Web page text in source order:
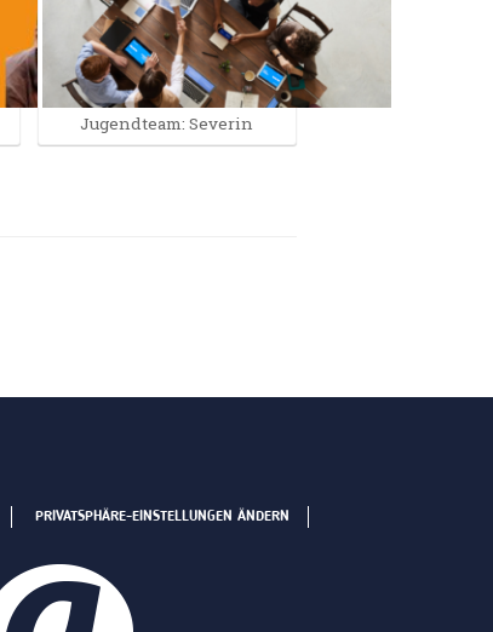
Jugendteam: Severin
PRIVATSPHÄRE-EINSTELLUNGEN ÄNDERN